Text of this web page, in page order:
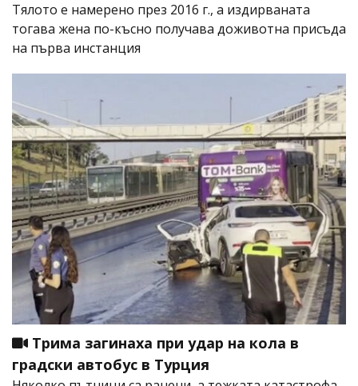
Тялото е намерено през 2016 г., а издирваната
тогава жена по-късно получава доживотна присъда
на първа инстанция
Трима загинаха при удар на кола в
градски автобус в Турция